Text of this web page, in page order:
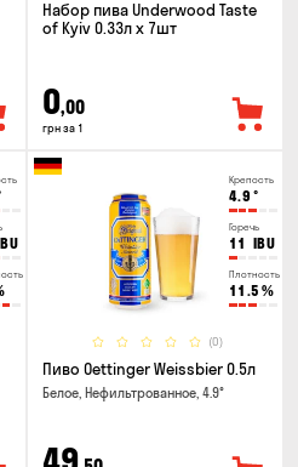
Набор пива Underwood Taste
of Kyiv 0.33л x 7шт
0,00
грн за 1
Крепость
4.9 °
Горечь
11 IBU
Плотность
11.5 %
(0)
Пиво Oettinger Weissbier 0.5л
Белое, Нефильтрованное, 4.9°